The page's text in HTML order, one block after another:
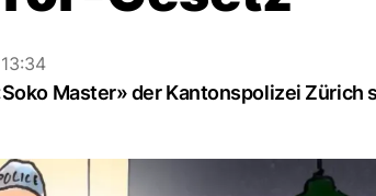
Master» der Kantonspolizei